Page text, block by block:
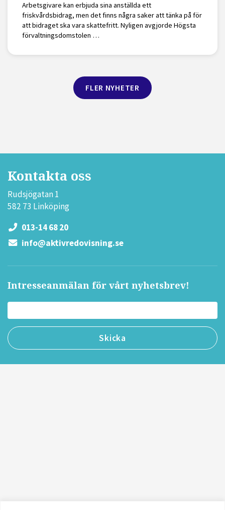
Arbetsgivare kan erbjuda sina anställda ett
friskvårdsbidrag, men det finns några saker att tänka på för
att bidraget ska vara skattefritt. Nyligen avgjorde Högsta
förvaltningsdomstolen …
FLER NYHETER
Kontakta oss
Rudsjögatan 1
582 73 Linköping
013-14 68 20
info@aktivredovisning.se
Intresseanmälan för vårt nyhetsbrev!